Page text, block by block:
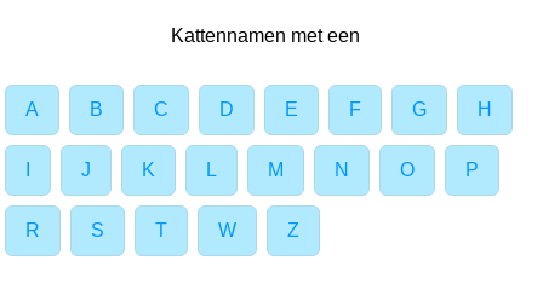
Kattennamen met een
A B C D E F G H
J K L M N O P
R S T W Z